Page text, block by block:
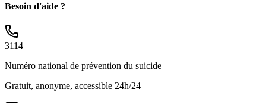
Besoin d'aide ?
3114
Numéro national de prévention du suicide
Gratuit, anonyme, accessible 24h/24